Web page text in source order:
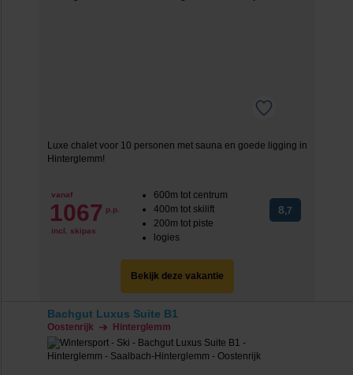
Luxe chalet voor 10 personen met sauna en goede ligging in
Hinterglemm!
vanaf
1067 p.p.
incl. skipas
600m tot centrum
400m tot skilift
200m tot piste
logies
8,7
Bekijk deze vakantie
Bachgut Luxus Suite B1
Oostenrijk Hinterglemm